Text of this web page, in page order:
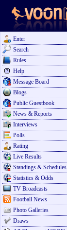
Enter
Search
Rules
Help
Message Board
Blogs
Public Guestbook
News & Reports
Interviews
Polls
Rating
Live Results
Standings & Schedules
Statistics & Odds
TV Broadcasts
Football News
Photo Galleries
Draws